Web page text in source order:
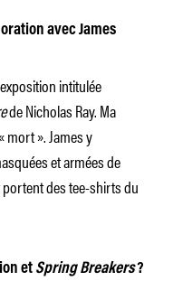
avec James
intitulée
de Nicholas Ray. Ma
mort ». James y
et armées de
des tee-shirts du
et Spring Breakers?